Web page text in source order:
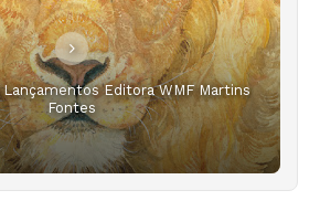
Lançamentos Editora WMF Martins
Fontes